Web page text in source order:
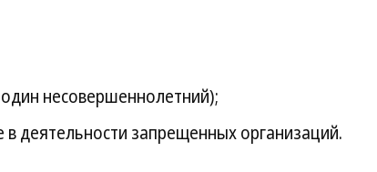
несовершеннолетний);
деятельности запрещенных организаций.